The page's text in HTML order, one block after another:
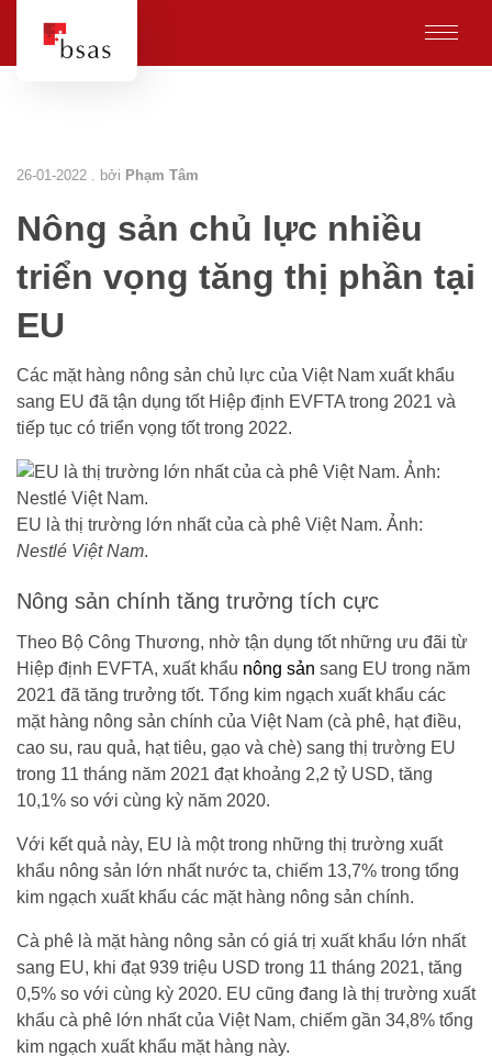
26-01-2022 . bởi Phạm Tâm
Nông sản chủ lực nhiều
triển vọng tăng thị phần tại
EU
Các mặt hàng nông sản chủ lực của Việt Nam xuất khẩu
sang EU đã tận dụng tốt Hiệp định EVFTA trong 2021 và
tiếp tục có triển vọng tốt trong 2022.
EU là thị trường lớn nhất của cà phê Việt Nam. Ảnh:
Nestlé Việt Nam.
Nông sản chính tăng trưởng tích cực
Theo Bộ Công Thương, nhờ tận dụng tốt những ưu đãi từ
Hiệp định EVFTA, xuất khẩu nông sản sang EU trong năm
2021 đã tăng trưởng tốt. Tổng kim ngạch xuất khẩu các
mặt hàng nông sản chính của Việt Nam (cà phê, hạt điều,
cao su, rau quả, hạt tiêu, gạo và chè) sang thị trường EU
trong 11 tháng năm 2021 đạt khoảng 2,2 tỷ USD, tăng
10,1% so với cùng kỳ năm 2020.
Với kết quả này, EU là một trong những thị trường xuất
khẩu nông sản lớn nhất nước ta, chiếm 13,7% trong tổng
kim ngạch xuất khẩu các mặt hàng nông sản chính.
Cà phê là mặt hàng nông sản có giá trị xuất khẩu lớn nhất
sang EU, khi đạt 939 triệu USD trong 11 tháng 2021, tăng
0,5% so với cùng kỳ 2020. EU cũng đang là thị trường xuất
khẩu cà phê lớn nhất của Việt Nam, chiếm gần 34,8% tổng
kim ngạch xuất khẩu mặt hàng này.